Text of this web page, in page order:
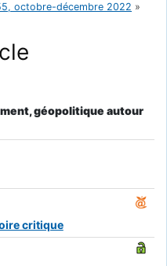
octobre-décembre 2022 »
géopolitique autour
critique